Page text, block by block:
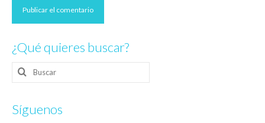
¿Qué quieres buscar?
Buscar
por:
Síguenos